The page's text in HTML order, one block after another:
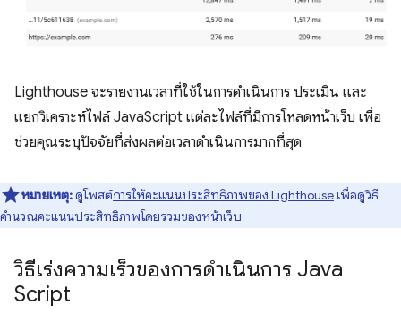
Lighthouse จะรายงานเวลาที่ใช้ในการดำเนินการ ประเมิน และ
แยกวิเคราะห์ไฟล์ JavaScript แต่ละไฟล์ที่มีการโหลดหน้าเว็บ เพื่อ
ช่วยคุณระบุปัจจัยที่ส่งผลต่อเวลาดำเนินการมากที่สุด
หมายเหตุ:ดูโพสต์การให้คะแนนประสิทธิภาพของ Lighthouseเพื่อดูวิธี
คำนวณคะแนนประสิทธิภาพโดยรวมของหน้าเว็บ
วิธีเร่งความเร็วของการดำเนินการ Java
Script